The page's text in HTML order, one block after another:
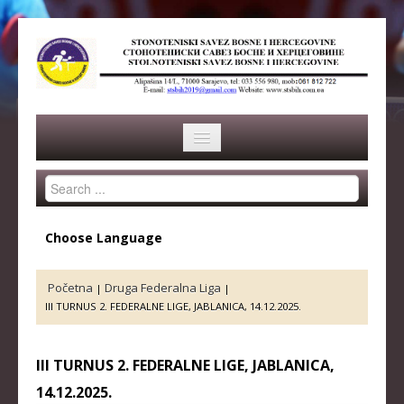
ISTORIJA
ORGANI SAVEZA
OSNOVNI PODACI
REPREZENTACIJA
Search
...
Choose Language
Početna | Druga Federalna Liga |
III TURNUS 2. FEDERALNE LIGE, JABLANICA, 14.12.2025.
III TURNUS 2. FEDERALNE LIGE, JABLANICA,
14.12.2025.